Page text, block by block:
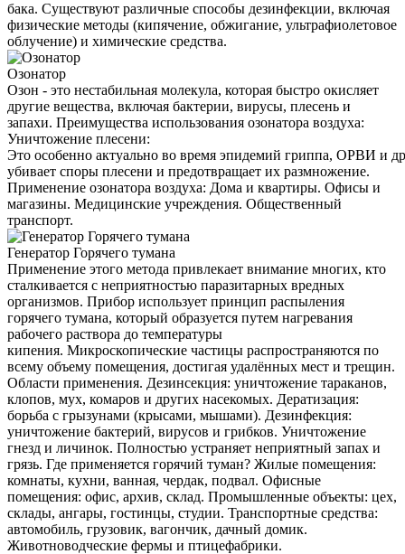
бака. Существуют различные способы дезинфекции, включая
физические методы (кипячение, обжигание, ультрафиолетовое
облучение) и химические средства.
Озонатор
Озон - это нестабильная молекула, которая быстро окисляет
другие вещества, включая бактерии, вирусы, плесень и
запахи. Преимущества использования озонатора воздуха:
Уничтожение плесени:
Это особенно актуально во время эпидемий гриппа, ОРВИ и
убивает споры плесени и предотвращает их размножение.
Применение озонатора воздуха: Дома и квартиры. Офисы и
магазины. Медицинские учреждения. Общественный
транспорт.
Генератор Горячего тумана
Применение этого метода привлекает внимание многих, кто
сталкивается с неприятностью паразитарных вредных
организмов. Прибор использует принцип распыления
горячего тумана, который образуется путем нагревания
рабочего раствора до температуры
кипения. Микроскопические частицы распространяются по
всему объему помещения, достигая удалённых мест и трещин.
Области применения. Дезинсекция: уничтожение тараканов,
клопов, мух, комаров и других насекомых. Дератизация:
борьба с грызунами (крысами, мышами). Дезинфекция:
уничтожение бактерий, вирусов и грибков. Уничтожение
гнезд и личинок. Полностью устраняет неприятный запах и
грязь. Где применяется горячий туман? Жилые помещения:
комнаты, кухни, ванная, чердак, подвал. Офисные
помещения: офис, архив, склад. Промышленные объекты: цех,
склады, ангары, гостинцы, студии. Транспортные средства:
автомобиль, грузовик, вагончик, дачный домик.
Животноводческие фермы и птицефабрики.